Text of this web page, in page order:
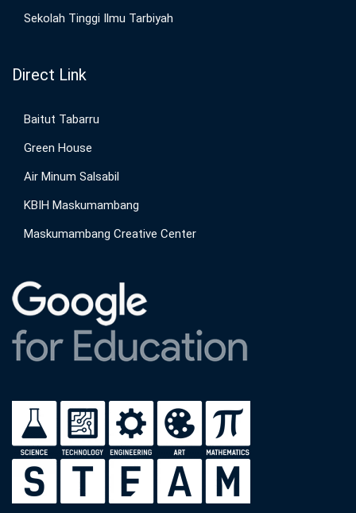
Sekolah Tinggi Ilmu Tarbiyah
Direct Link
Baitut Tabarru
Green House
Air Minum Salsabil
KBIH Maskumambang
Maskumambang Creative Center